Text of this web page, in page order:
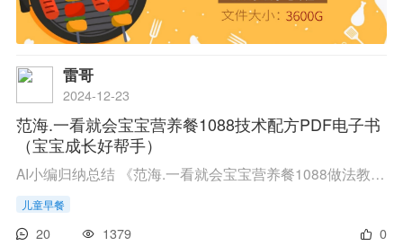
雷哥
2024-12-23
范海.一看就会宝宝营养餐1088技术配方PDF电子书
（宝宝成长好帮手）
AI小编归纳总结 《范海.一看就会宝宝营养餐1088做法教程》简直是宝妈宝爸的宝贝书！它里头有1088道宝宝营养餐的详细做法和配方，想给宝宝做点好吃又营养的，就靠它了。只需点点链接，去百度网盘下个载，输入“arrf”就能到手。有了这本书，宝宝的餐桌...
儿童早餐
20 1379 0